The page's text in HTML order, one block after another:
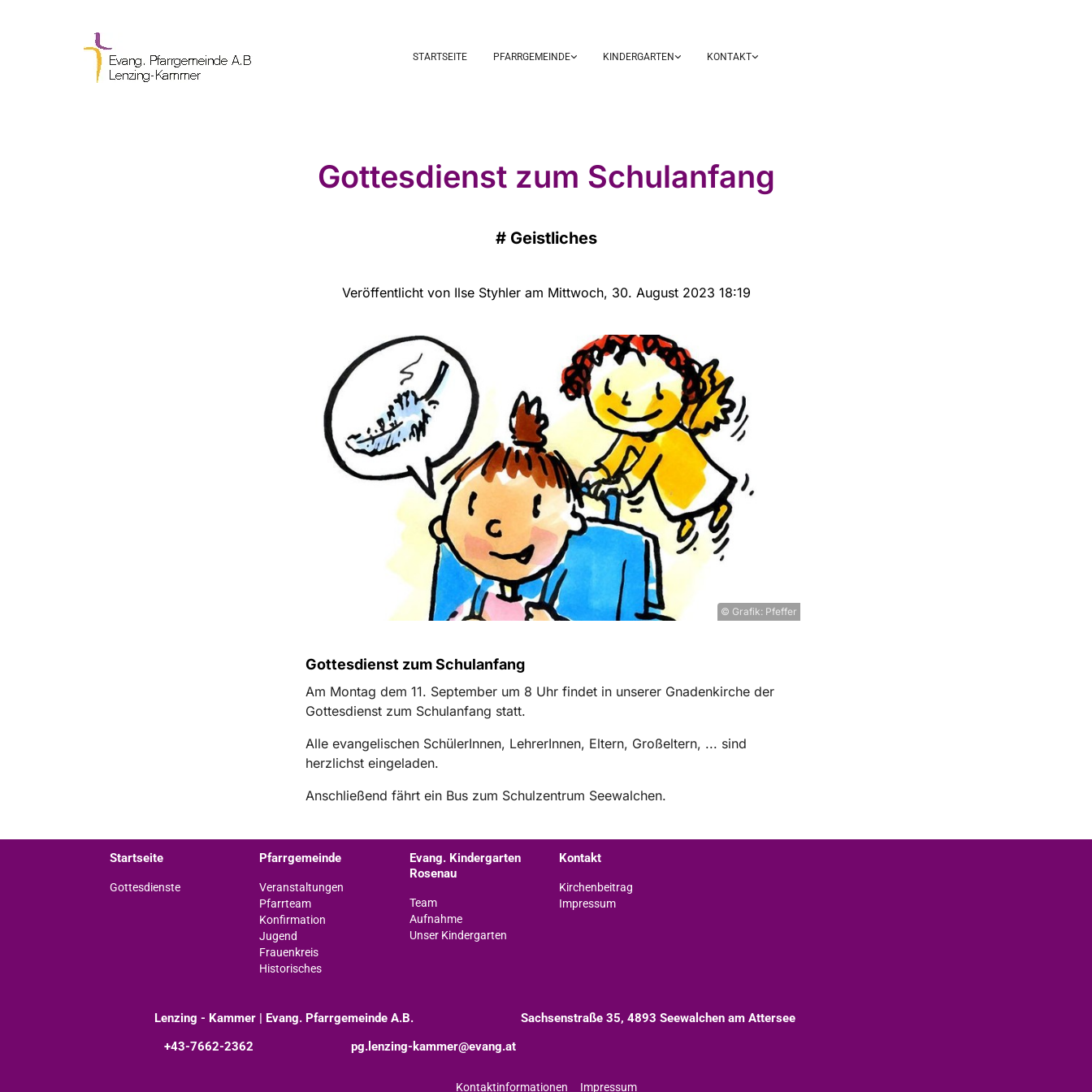
STARTSEITE PFARRGEMEINDE KINDERGARTEN KONTAKT
Gottesdienst zum Schulanfang
# Geistliches
Veröffentlicht von Ilse Styhler am Mittwoch, 30. August 2023 18:19
© Grafik: Pfeffer
Gottesdienst zum Schulanfang
Am Montag dem 11. September um 8 Uhr findet in unserer Gnadenkirche der
Gottesdienst zum Schulanfang statt.
Alle evangelischen SchülerInnen, LehrerInnen, Eltern, Großeltern, ... sind
herzlichst eingeladen.
Anschließend fährt ein Bus zum Schulzentrum Seewalchen.
Startseite
Gottesdienste
Pfarrgemeinde
Veranstaltungen
Pfarrteam
Konfirmation
Jugend
Frauenkreis
Historisches
Evang. Kindergarten
Rosenau
Team
Aufnahme
Unser Kindergarten
Kontakt
Kirchenbeitrag
Impressum
Lenzing - Kammer | Evang. Pfarrgemeinde A.B.
Sachsenstraße 35, 4893 Seewalchen am Attersee
+43-7662-2362
pg.lenzing-kammer@evang.at
Kontaktinformationen Impressum